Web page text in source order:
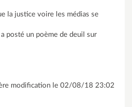
la justice voire les médias se
a posté un poème de deuil sur
modification le 02/08/18 23:02